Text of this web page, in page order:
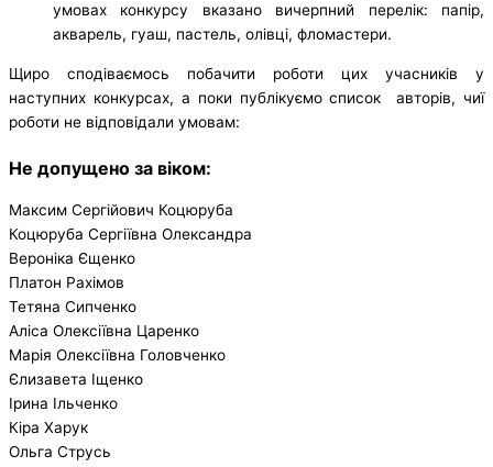
умовах конкурсу вказано вичерпний перелік: папір,
акварель, гуаш, пастель, олівці, фломастери.
Щиро сподіваємось побачити роботи цих учасників у
наступних конкурсах, а поки публікуємо список авторів, чиї
роботи не відповідали умовам:
Не допущено за віком:
Максим Сергійович Коцюруба
Коцюруба Сергіївна Олександра
Вероніка Єщенко
Платон Рахімов
Тетяна Сипченко
Аліса Олексіївна Царенко
Марія Олексіївна Головченко
Єлизавета Іщенко
Ірина Ільченко
Кіра Харук
Ольга Струсь